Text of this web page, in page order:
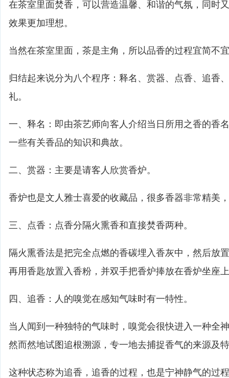
在茶室里面焚香，可以营造温馨、和谐的气氛，同时
效果更加理想。
当然在茶室里面，茶是主角，所以品香的过程宜简不
归结起来说分为八个程序：释名、赏器、点香、追香
礼。
一、释名：即由茶艺师向客人介绍当日所用之香的香
一些有关香品的知识和典故。
二、赏器：主要是请客人欣赏香炉。
香炉也是文人雅士喜爱的收藏品，很多香器非常精美
三、点香：点香分隔火熏香和直接焚香两种。
隔火熏香法是把完全点燃的香碳埋入香灰中，然后放
再用香匙放置入香粉，并双手把香炉捧放在香炉坐座
四、追香：人的嗅觉在感知气味时有一特性。
当人闻到一种独特的气味时，嗅觉会很快进入一种全
然而然地试图追根溯源，专一地去捕捉香气的来源及
这种状态称为追香，追香的过程，也是宁神静气的过